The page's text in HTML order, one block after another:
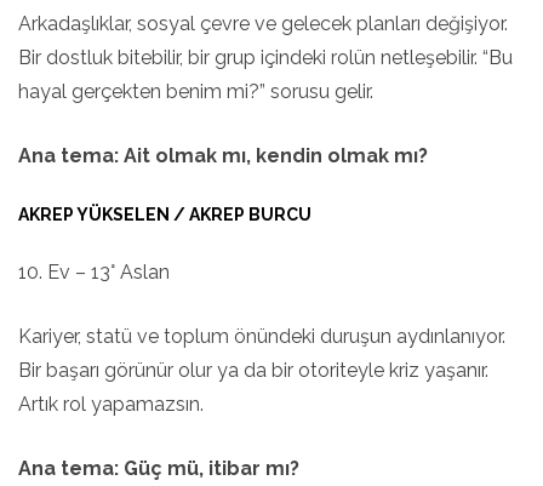
Arkadaşlıklar, sosyal çevre ve gelecek planları değişiyor.
Bir dostluk bitebilir, bir grup içindeki rolün netleşebilir. “Bu
hayal gerçekten benim mi?” sorusu gelir.
Ana tema: Ait olmak mı, kendin olmak mı?
AKREP YÜKSELEN / AKREP BURCU
10. Ev – 13° Aslan
Kariyer, statü ve toplum önündeki duruşun aydınlanıyor.
Bir başarı görünür olur ya da bir otoriteyle kriz yaşanır.
Artık rol yapamazsın.
Ana tema: Güç mü, itibar mı?